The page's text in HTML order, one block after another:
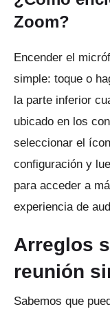
Zoom?
Encender el
simple: toque o
la parte inferior
ubicado en los
seleccionar el
configuración y
para acceder a
experiencia de
Arreglos
reunión
Sabemos que